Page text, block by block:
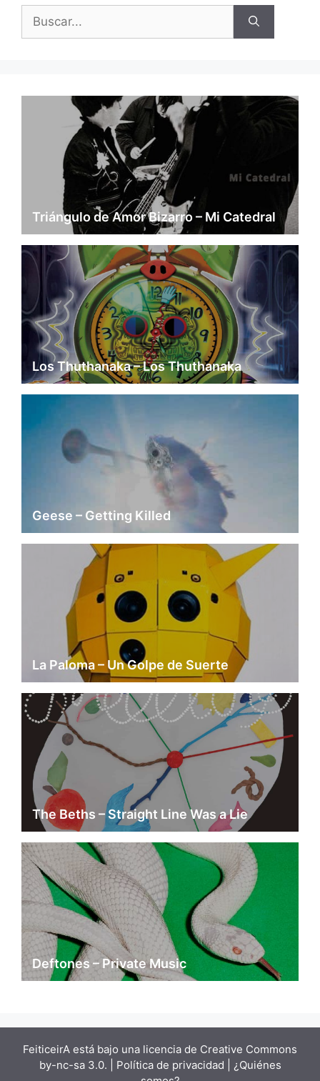
Triángulo de Amor Bizarro – Mi Catedral
Los Thuthanaka – Los Thuthanaka
Geese – Getting Killed
La Paloma – Un Golpe de Suerte
The Beths – Straight Line Was a Lie
Deftones – Private Music
FeiticeirA está bajo una licencia de Creative Commons
by-nc-sa 3.0. | Política de privacidad | ¿Quiénes